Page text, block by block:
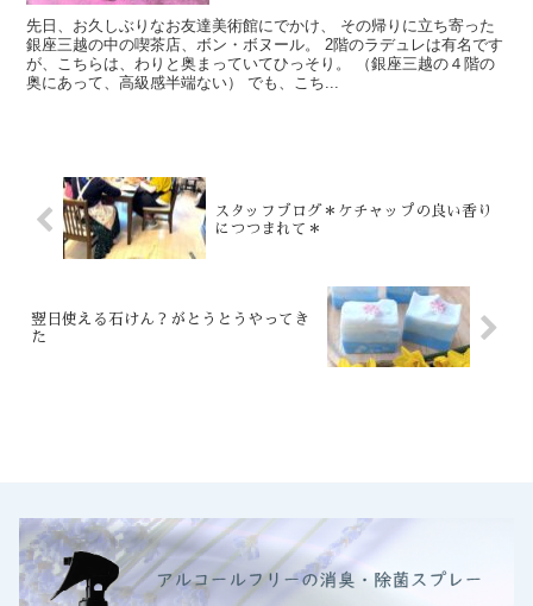
先日、お久しぶりなお友達美術館にでかけ、 その帰りに立ち寄った
銀座三越の中の喫茶店、ボン・ボヌール。 2階のラデュレは有名です
が、こちらは、わりと奥まっていてひっそり。 （銀座三越の４階の
奥にあって、高級感半端ない） でも、こち...
スタッフブログ＊ケチャップの良い香り
につつまれて＊
翌日使える石けん？がとうとうやってき
た